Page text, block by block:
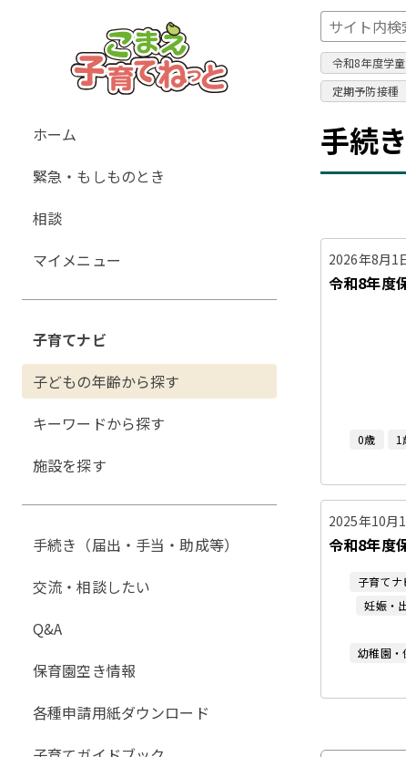
令和8年度学
定期予防接種
手続
2026年8月1
令和8年度
0歳 1
2025年10月
令和8年度
子育てナ
妊娠・
幼稚園・
グ
ー
ル
ナ
ゲ
シ
ョ
ン
ホーム
緊急・もしものとき
相談
マイメニュー
子育てナビ
子どもの年齢から探す
キーワードから探す
施設を探す
手続き（届出・手当・助成等）
交流・相談したい
Q&A
保育園空き情報
各種申請用紙ダウンロード